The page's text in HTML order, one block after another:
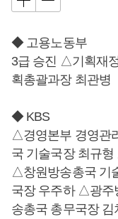
◆ 고용노동부
3급 승진 △기획재
획총괄과장 최관병
◆ KBS
△경영본부 경영관
국 기술국장 최규
△창원방송총국 기
국장 우주하 △광주
송총국 총무국장